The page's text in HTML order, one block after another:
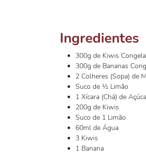
Ingredientes
300g de Kiwis
300g de Bananas
2 Colheres (Sopa) de
Suco de ½ Limão
1 Xícara (Chá) de
200g de Kiwis
Suco de 1 Limão
60ml de Água
3 Kiwis
1 Banana